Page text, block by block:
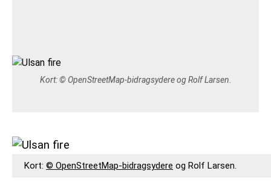
Kort:© OpenStreetMap-bidragsydereog Rolf Larsen.
Kort: © OpenStreetMap-bidragsydere og Rolf Larsen.